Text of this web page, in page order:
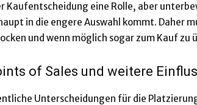
Kaufentscheidung eine Rolle, aber
in die engere Auswahl kommt. Daher
und wenn möglich sogar zum Kauf zu
of Sales und weitere
Unterscheidungen für die